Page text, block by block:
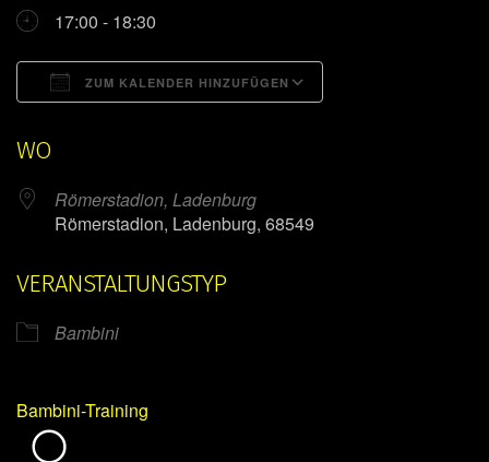
17:00 - 18:30
ZUM KALENDER HINZUFÜGEN
WO
Römerstadion, Ladenburg
Römerstadion, Ladenburg, 68549
VERANSTALTUNGSTYP
Bambini
Bambini-Training